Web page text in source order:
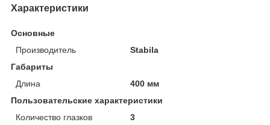
Характеристики
Основные
Производитель
Stabila
Габариты
Длина
400 мм
Пользовательские характеристики
Количество глазков
3